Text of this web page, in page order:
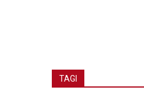
TAGI